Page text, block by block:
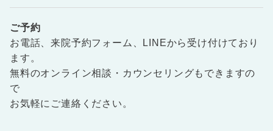
ご予約
お電話、来院予約フォーム、LINEから受け付けており
ます。
無料のオンライン相談・カウンセリングもできますの
で
お気軽にご連絡ください。